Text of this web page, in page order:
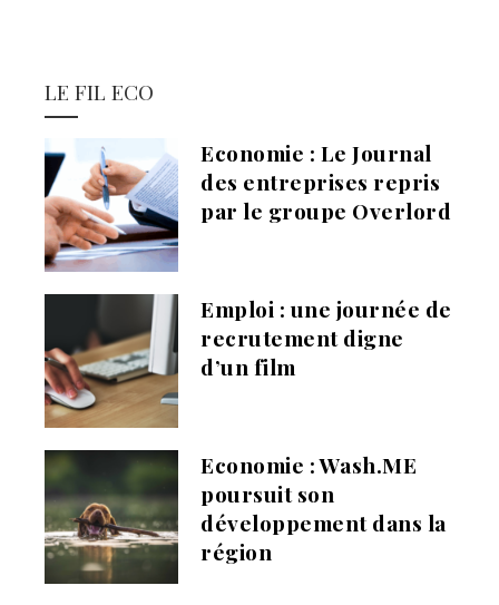
LE FIL ECO
Economie : Le Journal
des entreprises repris
par le groupe Overlord
Emploi : une journée de
recrutement digne
d’un film
Economie : Wash.ME
poursuit son
développement dans la
région